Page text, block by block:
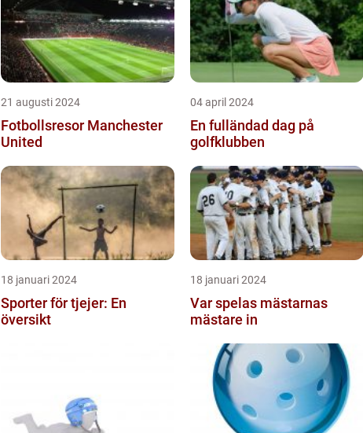
21 augusti 2024
Fotbollsresor Manchester
United
04 april 2024
En fulländad dag på
golfklubben
18 januari 2024
Sporter för tjejer: En
översikt
18 januari 2024
Var spelas mästarnas
mästare in